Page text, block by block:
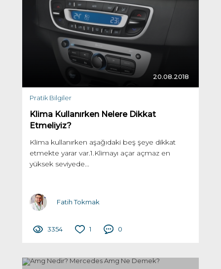
20.08.2018
Pratik Bilgiler
Klima Kullanırken Nelere Dikkat
Etmeliyiz?
Klima kullanırken aşağıdaki beş şeye dikkat
etmekte yarar var.1.Klimayı açar açmaz en
yüksek seviyede...
Fatih Tokmak
3354 1 0